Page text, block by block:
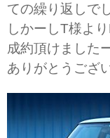
ての繰り返しで
しかーしT様よ
成約頂けました
ありがとうござ